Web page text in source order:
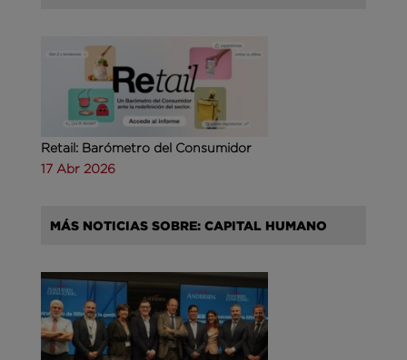
Retail: Barómetro del Consumidor
17 Abr 2026
MÁS NOTICIAS SOBRE: CAPITAL HUMANO